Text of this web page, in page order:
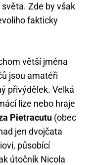
Zde by však
fakticky
větší jména
jsou amatéři
přivýdělek. Velká
lize nebo hraje
Pietracutu (obec
jen dvojčata
působící
útočník Nicola